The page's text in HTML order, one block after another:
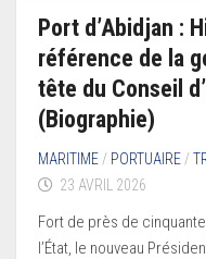
Port d’Abidjan :
référence de la
tête du Conseil
(Biographie)
MARITIME / PORTUAIRE /
23 AVRIL 2026
Fort de près de
l’État, le nouveau